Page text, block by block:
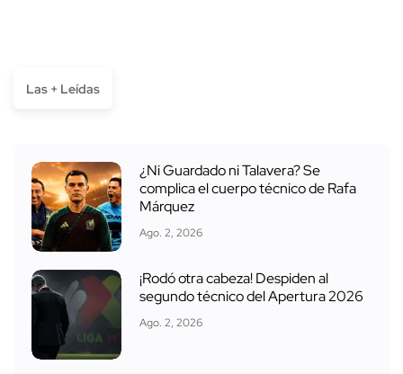
Las + Leídas
¿Ni Guardado ni Talavera? Se
complica el cuerpo técnico de Rafa
Márquez
Ago. 2, 2026
¡Rodó otra cabeza! Despiden al
segundo técnico del Apertura 2026
Ago. 2, 2026